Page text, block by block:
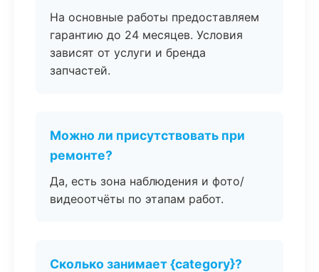
На основные работы предоставляем
гарантию до 24 месяцев. Условия
зависят от услуги и бренда
запчастей.
Можно ли присутствовать при
ремонте?
Да, есть зона наблюдения и фото/
видеоотчёты по этапам работ.
Сколько занимает {category}?